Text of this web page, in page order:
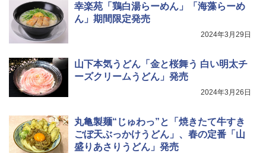
ょうゆ 高たんぱく&低糖質 さらに塩分控
えめ 75g×12個
TOSHIBA(東芝) スチームオーブンレン
ジ 石窯ドーム ER-D80A(K) ブラック 25
0℃ 1段調理 フラットテーブル 電子レン
らし ファミリー
￥34,546
5
シャープ ウォーターオーブン ヘルシオ
AX-XJ1-B ブラック 30L 2段調理 コンベ
クション トースト機能
幸楽苑「鶏白湯らーめん」「海藻らーめ
ん」期間限定発売
2024年3月29日
山下本気うどん「金と桜舞う 白い明太チ
ーズクリームうどん」発売
2024年3月26日
丸亀製麺“じゅわっ”と「焼きたて牛すき
ごぼ天ぶっかけうどん」、春の定番「山
盛りあさりうどん」発売